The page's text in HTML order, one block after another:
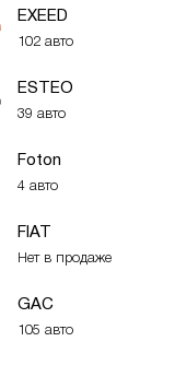
EXEED
102 авто
ESTEO
39 авто
Foton
4 авто
FIAT
Нет в продаже
GAC
105 авто